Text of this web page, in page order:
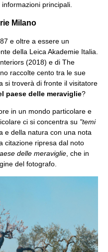
informazioni principali.
Milano
e oltre a essere un
della Leica Akademie Italia.
(2018) e di The
raccolte cento tra le sue
si troverà di fronte il visitatore
paese delle meraviglie?
in un mondo particolare e
ci si concentra su "temi
e della natura con una nota
citazione ripresa dal noto
delle meraviglie , che in
del fotografo.